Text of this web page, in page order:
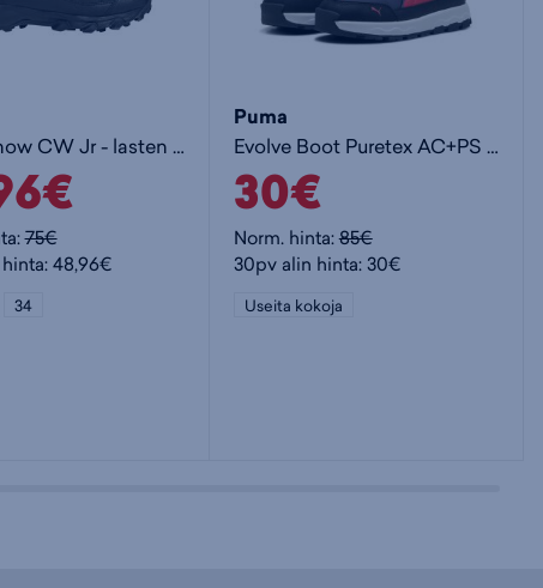
Terrex Snow CW Jr - lasten talvivarsikengät
75€
48,96€
34
Puma
Evolve Boot Puretex AC+PS Jr - lasten talvivarsikengät
30€
Norm. hinta:85€
30pv alin hinta: 30€
Useita kokoja